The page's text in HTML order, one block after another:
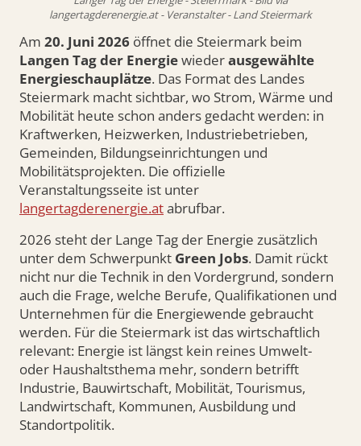
langertagderenergie.at - Veranstalter - Land Steiermark
Am 20. Juni 2026 öffnet die Steiermark beim
Langen Tag der Energiewiederausgewählte
Energieschauplätze. Das Format des Landes
Steiermark macht sichtbar, wo Strom, Wärme und
Mobilität heute schon anders gedacht werden: in
Kraftwerken, Heizwerken, Industriebetrieben,
Gemeinden, Bildungseinrichtungen und
Mobilitätsprojekten. Die offizielle
Veranstaltungsseite ist unter
langertagderenergie.atabrufbar.
2026 steht der Lange Tag der Energie zusätzlich
unter dem Schwerpunkt Green Jobs. Damit rückt
nicht nur die Technik in den Vordergrund, sondern
auch die Frage, welche Berufe, Qualifikationen und
Unternehmen für die Energiewende gebraucht
werden. Für die Steiermark ist das wirtschaftlich
relevant: Energie ist längst kein reines Umwelt-
oder Haushaltsthema mehr, sondern betrifft
Industrie, Bauwirtschaft, Mobilität, Tourismus,
Landwirtschaft, Kommunen, Ausbildung und
Standortpolitik.